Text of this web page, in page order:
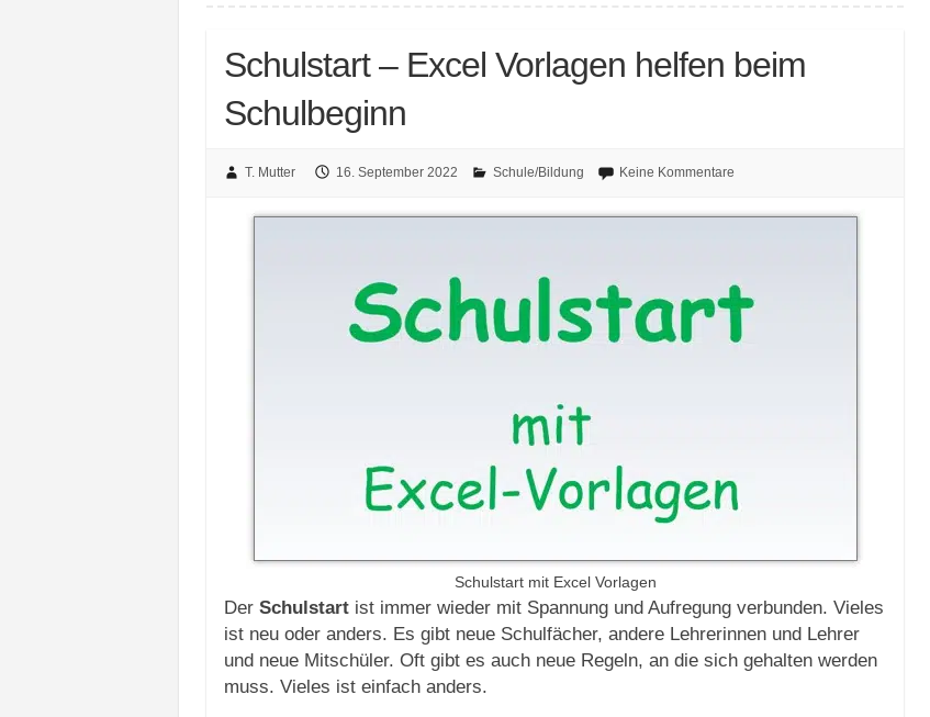
Schulstart – Excel Vorlagen helfen beim
Schulbeginn
T. Mutter 16. September 2022 Schule/Bildung Keine Kommentare
Schulstart mit Excel Vorlagen
DerSchulstart ist immer wieder mit Spannung und Aufregung verbunden. Vieles
ist neu oder anders. Es gibt neue Schulfächer, andere Lehrerinnen und Lehrer
und neue Mitschüler. Oft gibt es auch neue Regeln, an die sich gehalten werden
muss. Vieles ist einfach anders.